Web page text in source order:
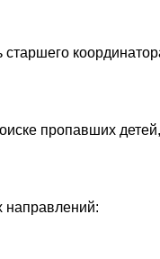
пропавших
направлений: